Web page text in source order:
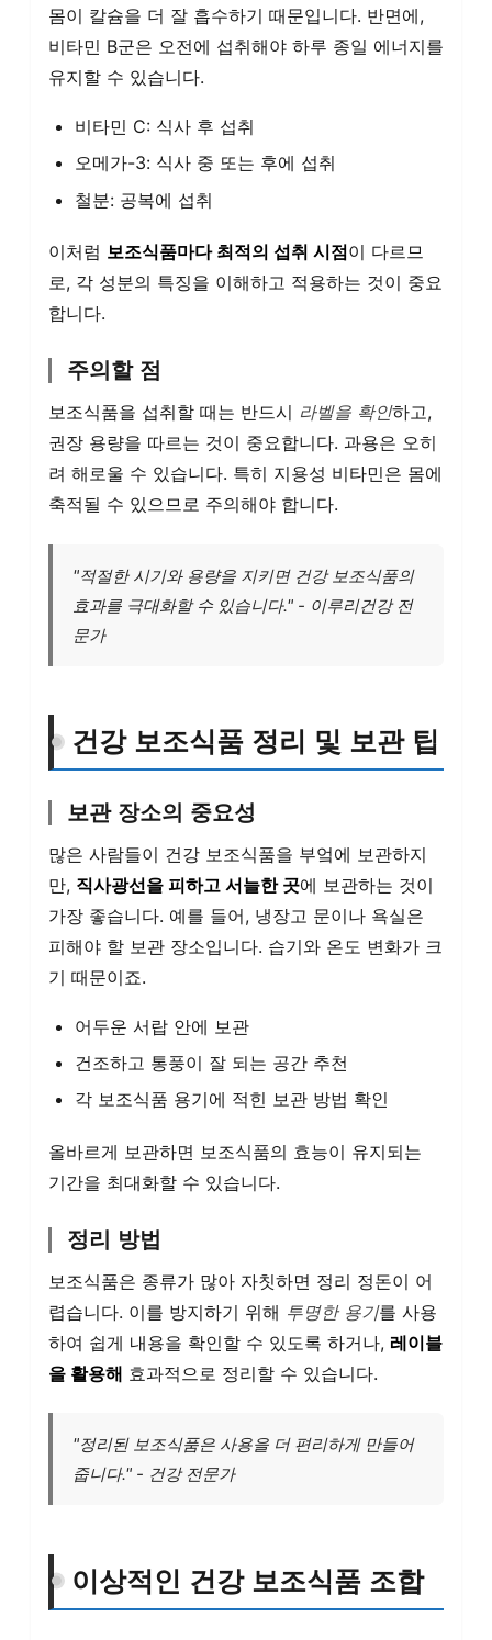
몸이 칼슘을 더 잘 흡수하기 때문입니다. 반면에,
비타민 B군은 오전에 섭취해야 하루 종일 에너지를
유지할 수 있습니다.
비타민 C: 식사 후 섭취
오메가-3: 식사 중 또는 후에 섭취
철분: 공복에 섭취
이처럼 보조식품마다 최적의 섭취 시점이 다르므
로, 각 성분의 특징을 이해하고 적용하는 것이 중요
합니다.
주의할 점
보조식품을 섭취할 때는 반드시 라벨을 확인하고,
권장 용량을 따르는 것이 중요합니다. 과용은 오히
려 해로울 수 있습니다. 특히 지용성 비타민은 몸에
축적될 수 있으므로 주의해야 합니다.
"적절한 시기와 용량을 지키면 건강 보조식품의
효과를 극대화할 수 있습니다." - 이루리건강 전
문가
건강 보조식품 정리 및 보관 팁
보관 장소의 중요성
많은 사람들이 건강 보조식품을 부엌에 보관하지
만, 직사광선을 피하고 서늘한 곳에 보관하는 것이
가장 좋습니다. 예를 들어, 냉장고 문이나 욕실은
피해야 할 보관 장소입니다. 습기와 온도 변화가 크
기 때문이죠.
어두운 서랍 안에 보관
건조하고 통풍이 잘 되는 공간 추천
각 보조식품 용기에 적힌 보관 방법 확인
올바르게 보관하면 보조식품의 효능이 유지되는
기간을 최대화할 수 있습니다.
정리 방법
보조식품은 종류가 많아 자칫하면 정리 정돈이 어
렵습니다. 이를 방지하기 위해 투명한 용기를 사용
하여 쉽게 내용을 확인할 수 있도록 하거나, 레이블
을 활용해 효과적으로 정리할 수 있습니다.
"정리된 보조식품은 사용을 더 편리하게 만들어
줍니다." - 건강 전문가
이상적인 건강 보조식품 조합